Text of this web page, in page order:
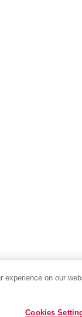
on our
Cookies